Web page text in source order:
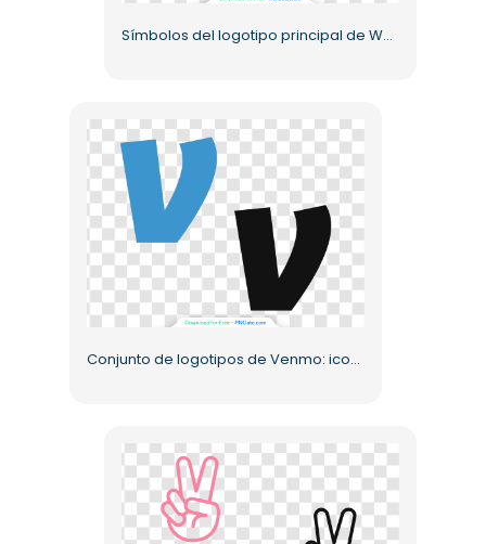
Símbolos del logotipo principal de WeChat en color y monocromo PNG gratis
Conjunto de logotipos de Venmo: iconos monocromáticos de colores y oscuros PNG gratis